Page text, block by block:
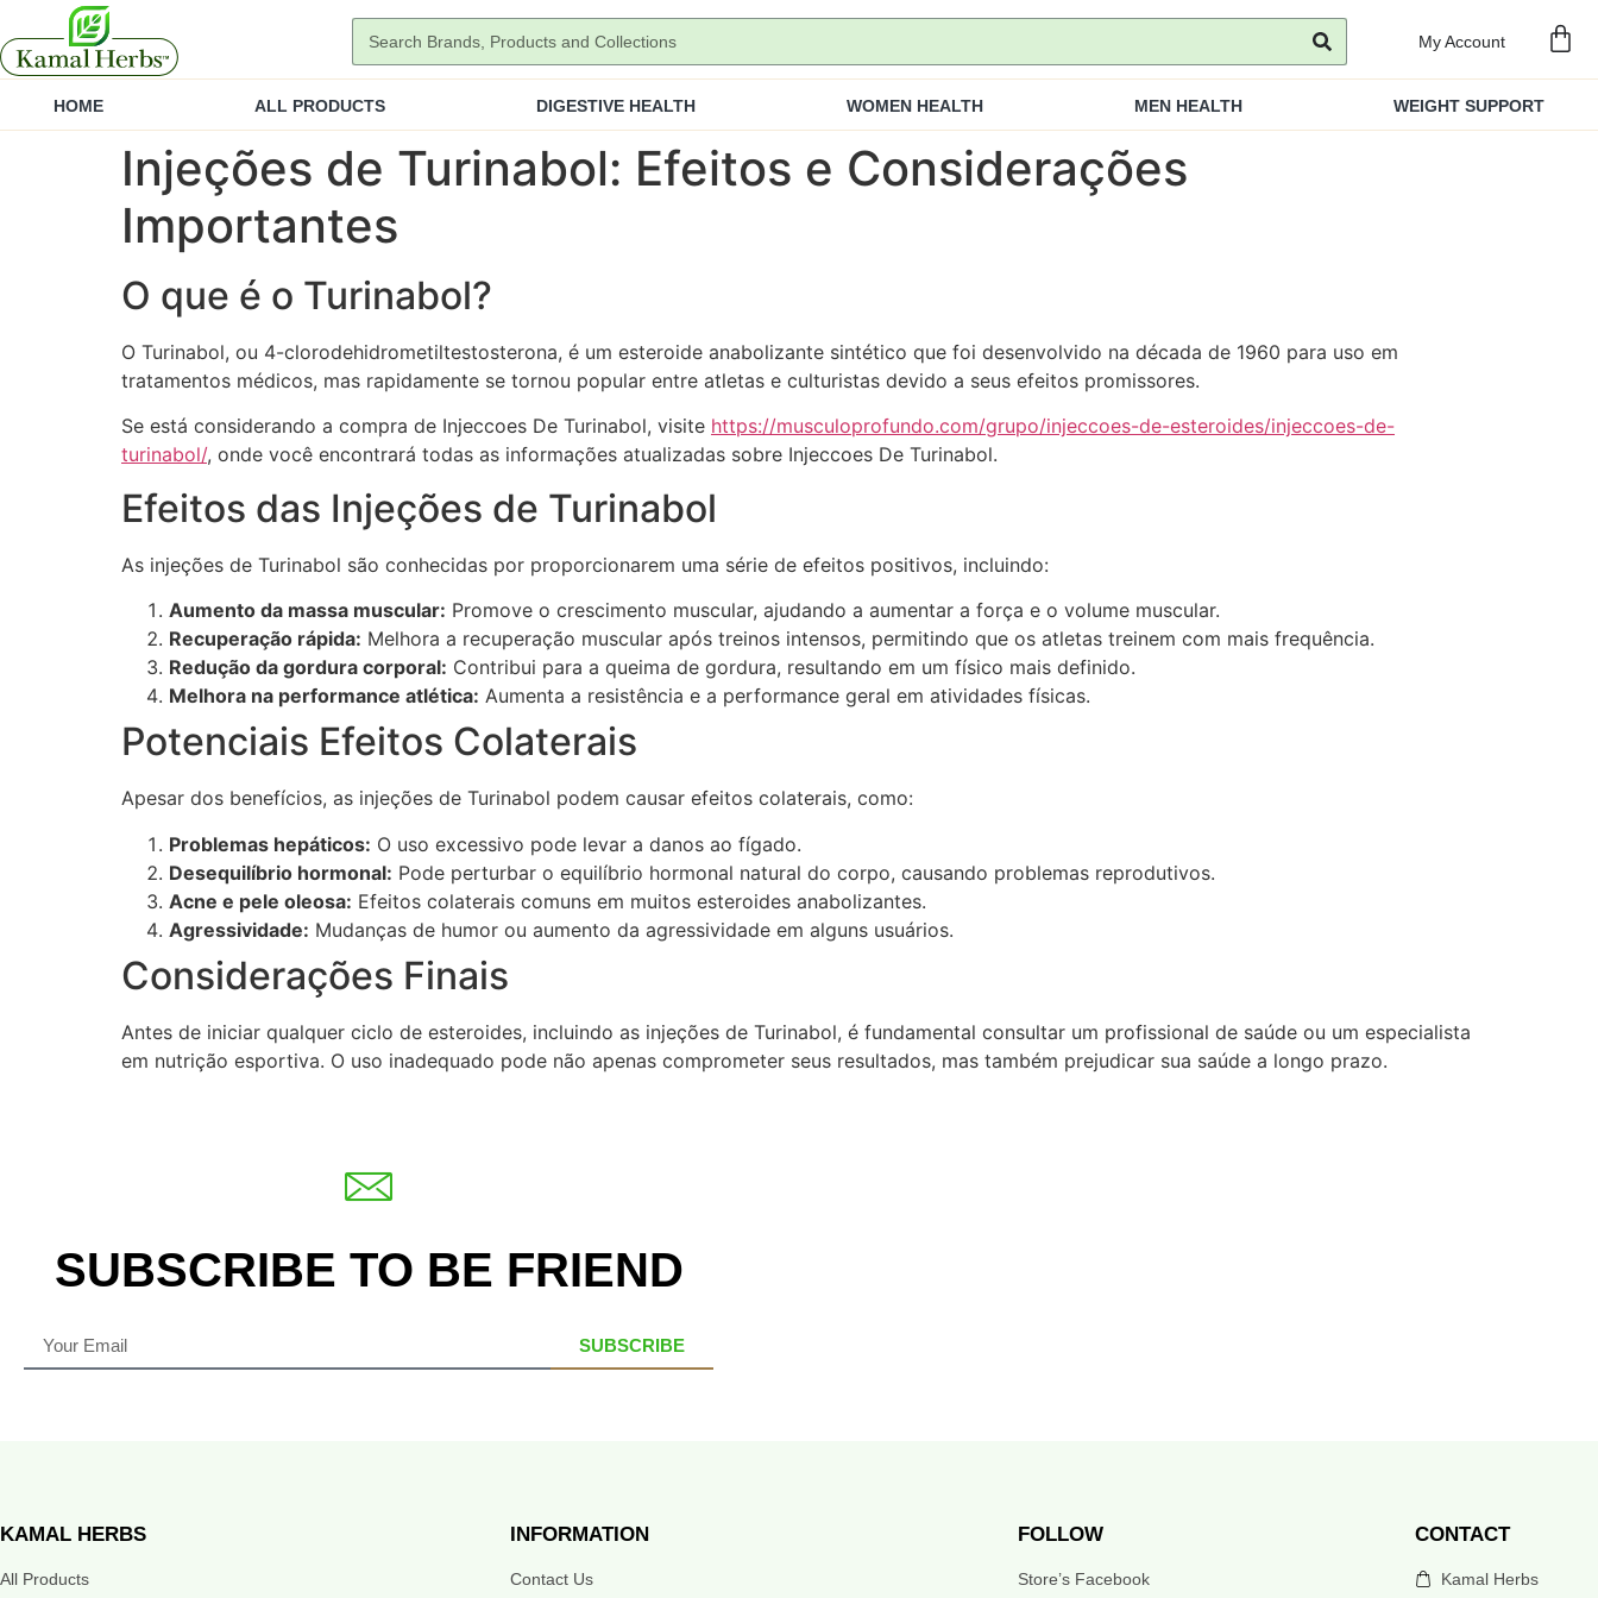
My Account
HOME ALL PRODUCTS DIGESTIVE HEALTH WOMEN HEALTH MEN HEALTH WEIGHT SUPPORT
Injeções de Turinabol: Efeitos e Considerações
Importantes
O que é o Turinabol?
O Turinabol, ou 4-clorodehidrometiltestosterona, é um esteroide anabolizante sintético que foi desenvolvido na década de 1960 para uso em
tratamentos médicos, mas rapidamente se tornou popular entre atletas e culturistas devido a seus efeitos promissores.
Se está considerando a compra de Injeccoes De Turinabol, visite https://musculoprofundo.com/grupo/injeccoes-de-esteroides/injeccoes-de-
turinabol/, onde você encontrará todas as informações atualizadas sobre Injeccoes De Turinabol.
Efeitos das Injeções de Turinabol
As injeções de Turinabol são conhecidas por proporcionarem uma série de efeitos positivos, incluindo:
Aumento da massa muscular: Promove o crescimento muscular, ajudando a aumentar a força e o volume muscular.
Recuperação rápida: Melhora a recuperação muscular após treinos intensos, permitindo que os atletas treinem com mais frequência.
Redução da gordura corporal: Contribui para a queima de gordura, resultando em um físico mais definido.
Melhora na performance atlética: Aumenta a resistência e a performance geral em atividades físicas.
Potenciais Efeitos Colaterais
Apesar dos benefícios, as injeções de Turinabol podem causar efeitos colaterais, como:
Problemas hepáticos: O uso excessivo pode levar a danos ao fígado.
Desequilíbrio hormonal: Pode perturbar o equilíbrio hormonal natural do corpo, causando problemas reprodutivos.
Acne e pele oleosa: Efeitos colaterais comuns em muitos esteroides anabolizantes.
Agressividade: Mudanças de humor ou aumento da agressividade em alguns usuários.
Considerações Finais
Antes de iniciar qualquer ciclo de esteroides, incluindo as injeções de Turinabol, é fundamental consultar um profissional de saúde ou um especialista
em nutrição esportiva. O uso inadequado pode não apenas comprometer seus resultados, mas também prejudicar sua saúde a longo prazo.
SUBSCRIBE TO BE FRIEND
SUBSCRIBE
KAMAL HERBS
All Products
INFORMATION
Contact Us
FOLLOW
Store’s Facebook
CONTACT
Kamal Herbs